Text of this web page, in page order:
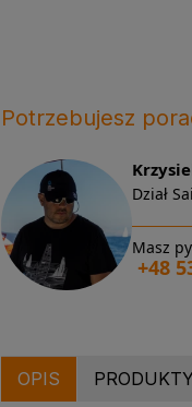
Potrzebujesz
Dział
Masz
+48
OPIS